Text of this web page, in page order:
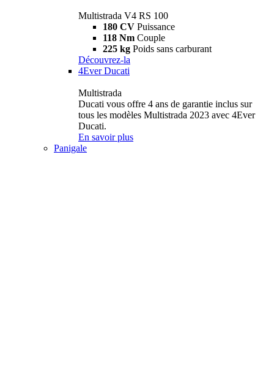
Multistrada V4 RS 100
180 CV Puissance
118 Nm Couple
225 kg Poids sans carburant
Découvrez-la
4Ever Ducati
Multistrada
Ducati vous offre 4 ans de garantie inclus sur
tous les modèles Multistrada 2023 avec 4Ever
Ducati.
En savoir plus
Panigale